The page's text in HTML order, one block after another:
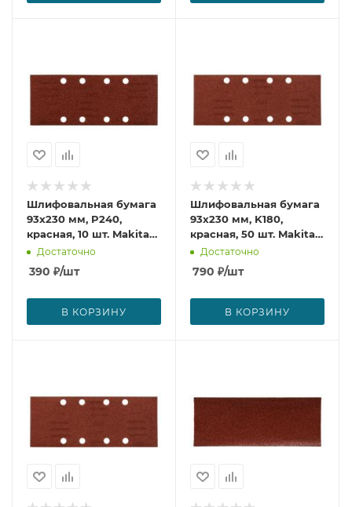
Шлифовальная бумага
93х230 мм, P240,
красная, 10 шт. Makita
P-36049
Достаточно
390 ₽/шт
В КОРЗИНУ
Шлифовальная бумага
93х230 мм, K180,
красная, 50 шт. Makita
P-36114
Достаточно
790 ₽/шт
В КОРЗИНУ